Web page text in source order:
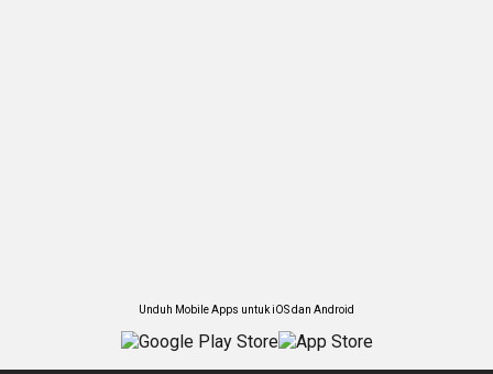
Unduh Mobile Apps untuk iOS dan Android